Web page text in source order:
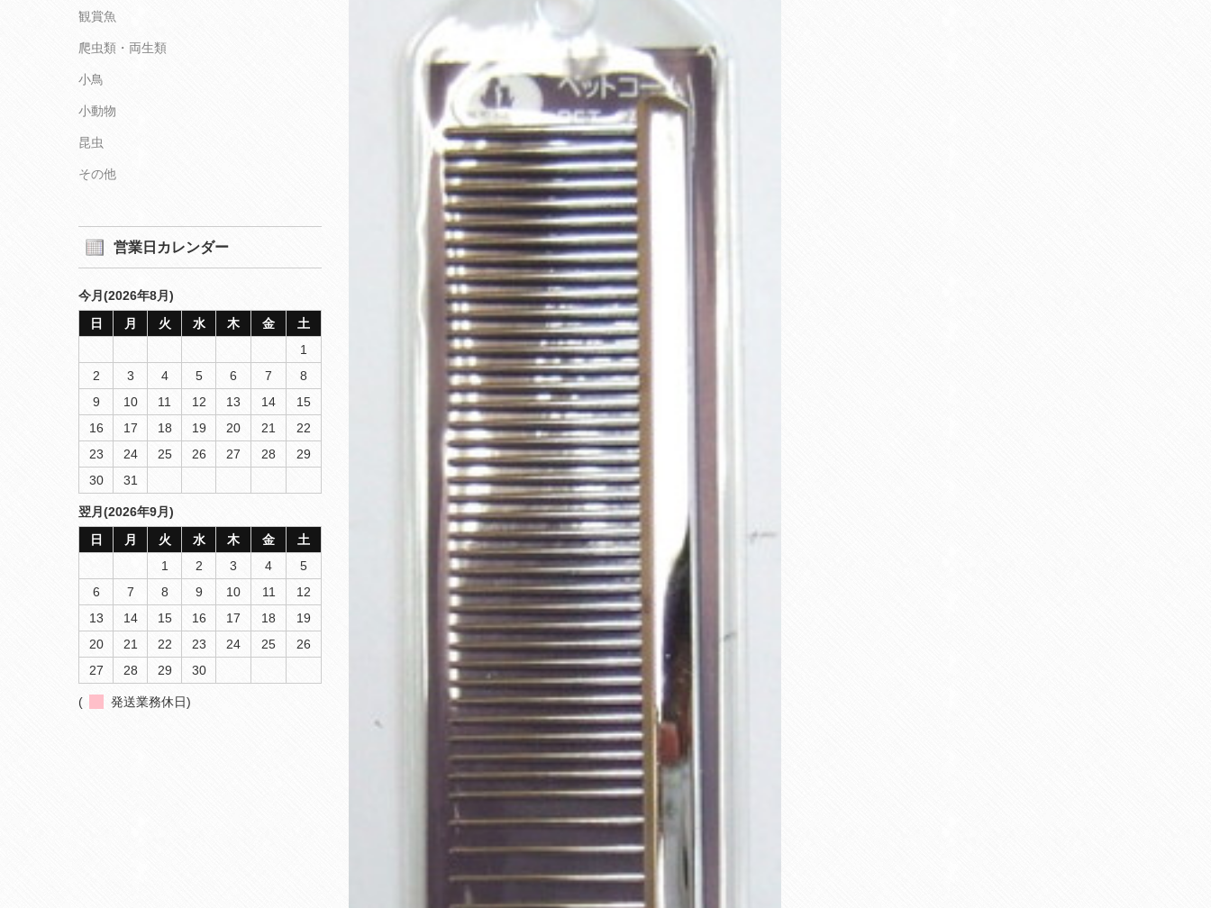
観賞魚
爬虫類・両生類
小鳥
小動物
昆虫
その他
営業日カレンダー
今月(2026年8月)
日
月 火 水 木 金
土
1
2
3 4 5 6 7
8
9
10 11 12 13 14
15
16
17 18 19 20 21
22
23
24 25 26 27 28
29
30
31
翌月(2026年9月)
日
月 火 水 木 金
土
1
2 3 4
5
6
7 8 9 10 11
12
13
14 15 16 17 18
19
20
21 22 23 24 25
26
27
28 29 30
( 発送業務休日)